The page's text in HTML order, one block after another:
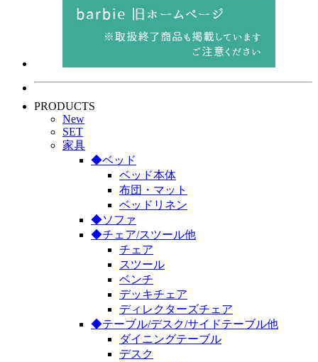
PRODUCTS
New
SET
家具
◆ベッド
ベッド本体
布団・マット
ベッドリネン
◆ソファ
◆チェア/スツール他
チェア
スツール
ベンチ
デッキチェア
ディレクターズチェア
◆テーブル/デスク/サイドテーブル他
ダイニングテーブル
デスク